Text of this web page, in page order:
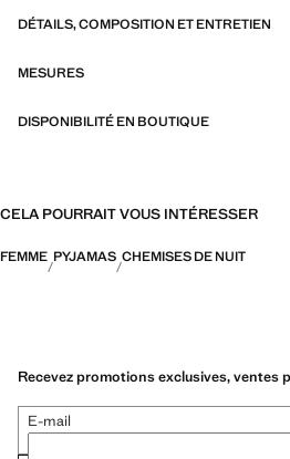
DÉTAILS, COMPOSITION ET ENTRETIEN
MESURES
DISPONIBILITÉ EN BOUTIQUE
CELA POURRAIT VOUS INTÉRESSER
FEMME PYJAMAS CHEMISES DE NUIT
Recevez promotions exclusives, ventes
E-mail